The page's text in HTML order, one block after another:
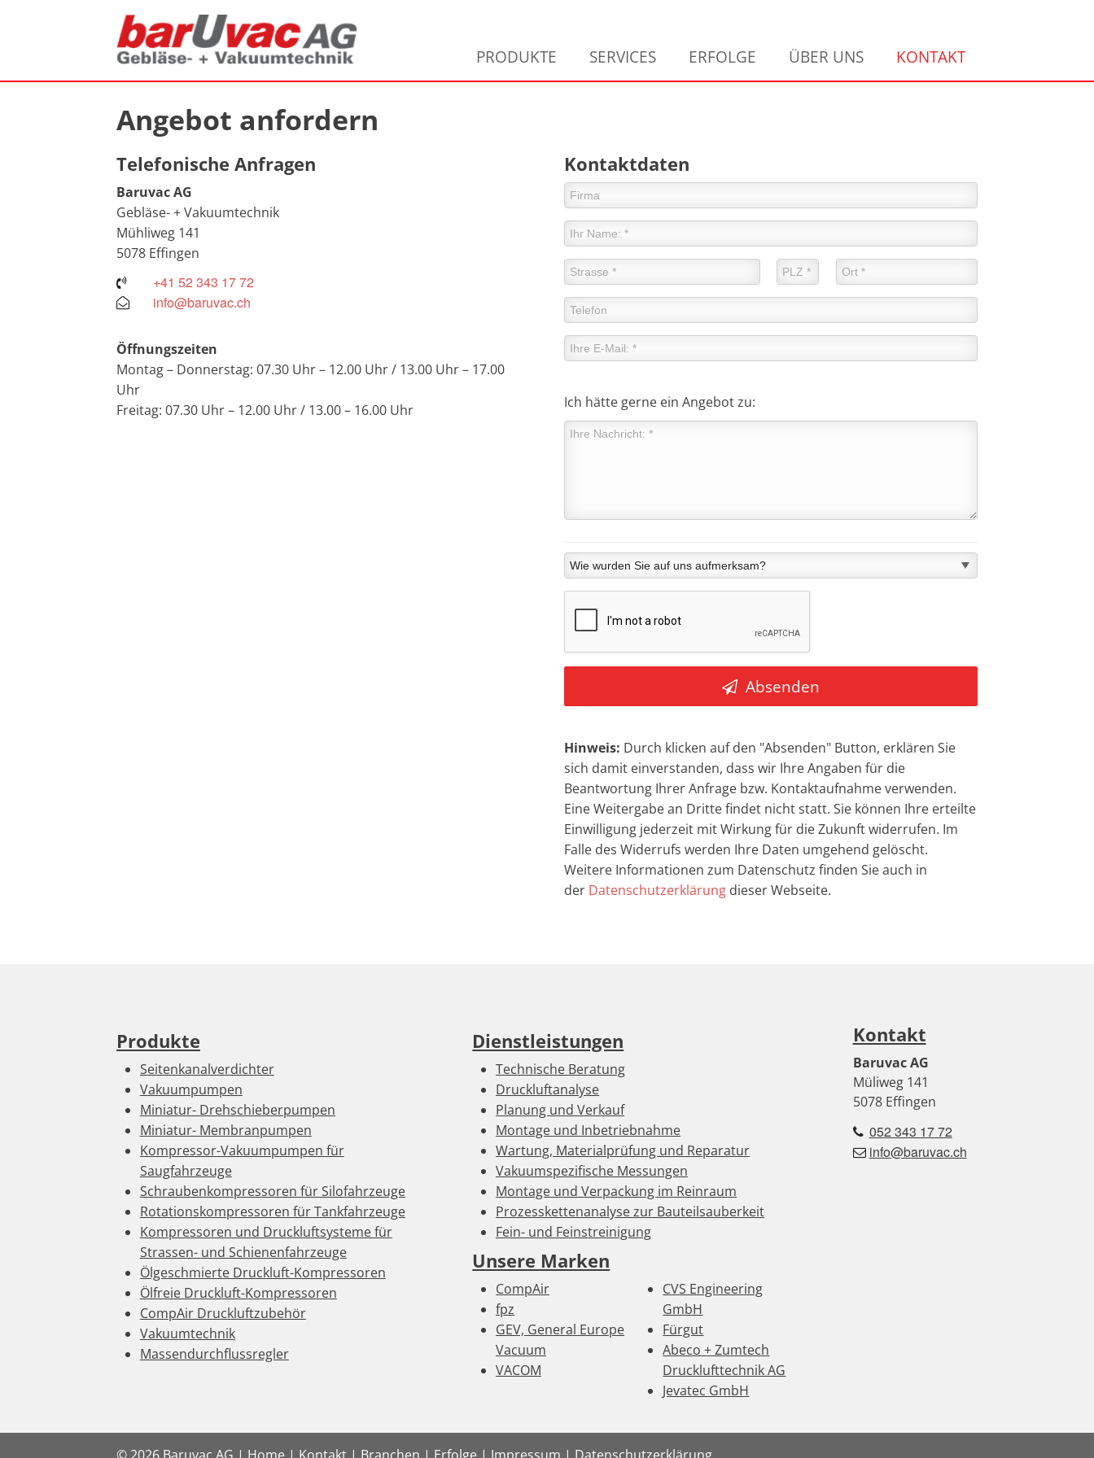
PRODUKTE SERVICES ERFOLGE ÜBER UNS KONTAKT
Angebot anfordern
Telefonische Anfragen
Baruvac AG
Gebläse- + Vakuumtechnik
Mühliweg 141
5078 Effingen
+41 52 343 17 72
info@baruvac.ch
Öffnungszeiten
Montag – Donnerstag: 07.30 Uhr – 12.00 Uhr / 13.00 Uhr – 17.00
Uhr
Freitag: 07.30 Uhr – 12.00 Uhr / 13.00 – 16.00 Uhr
Kontaktdaten
Ich hätte gerne ein Angebot zu:
Absenden
Hinweis: Durch klicken auf den "Absenden" Button, erklären Sie
sich damit einverstanden, dass wir Ihre Angaben für die
Beantwortung Ihrer Anfrage bzw. Kontaktaufnahme verwenden.
Eine Weitergabe an Dritte findet nicht statt. Sie können Ihre erteilte
Einwilligung jederzeit mit Wirkung für die Zukunft widerrufen. Im
Falle des Widerrufs werden Ihre Daten umgehend gelöscht.
Weitere Informationen zum Datenschutz finden Sie auch in
der Datenschutzerklärung dieser Webseite.
Produkte
Seitenkanalverdichter
Vakuumpumpen
Miniatur- Drehschieberpumpen
Miniatur- Membranpumpen
Kompressor-Vakuumpumpen für
Saugfahrzeuge
Schraubenkompressoren für Silofahrzeuge
Rotationskompressoren für Tankfahrzeuge
Kompressoren und Druckluftsysteme für
Strassen- und Schienenfahrzeuge
Ölgeschmierte Druckluft-Kompressoren
Ölfreie Druckluft-Kompressoren
CompAir Druckluftzubehör
Vakuumtechnik
Massendurchflussregler
Dienstleistungen
Technische Beratung
Druckluftanalyse
Planung und Verkauf
Montage und Inbetriebnahme
Wartung, Materialprüfung und Reparatur
Vakuumspezifische Messungen
Montage und Verpackung im Reinraum
Prozesskettenanalyse zur Bauteilsauberkeit
Fein- und Feinstreinigung
Unsere Marken
CompAir
fpz
GEV, General Europe
Vacuum
VACOM
CVS Engineering
GmbH
Fürgut
Abeco + Zumtech
Drucklufttechnik AG
Jevatec GmbH
Kontakt
Baruvac AG
Müliweg 141
5078 Effingen
052 343 17 72
info@baruvac.ch